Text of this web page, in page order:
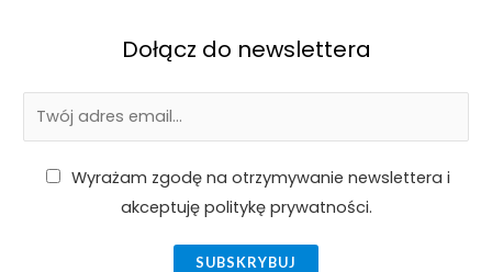
Dołącz do newslettera
R
O
Z
g
m
Wyrażam zgodę na otrzymywanie newslettera i
akceptuję politykę prywatności.
SUBSKRYBUJ